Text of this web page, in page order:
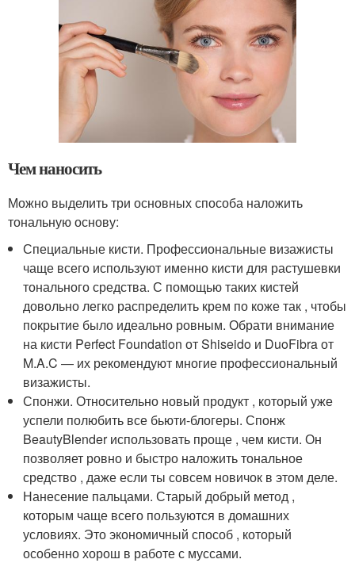
Чем наносить
Можно выделить три основных способа наложить
тональную основу:
Специальные кисти. Профессиональные визажисты
чаще всего используют именно кисти для растушевки
тонального средства. С помощью таких кистей
довольно легко распределить крем по коже так , чтобы
покрытие было идеально ровным. Обрати внимание
на кисти Perfect Foundation от Shiseido и DuoFibra от
M.A.C — их рекомендуют многие профессиональный
визажисты.
Спонжи. Относительно новый продукт , который уже
успели полюбить все бьюти-блогеры. Спонж
BeautyBlender использовать проще , чем кисти. Он
позволяет ровно и быстро наложить тональное
средство , даже если ты совсем новичок в этом деле.
Нанесение пальцами. Старый добрый метод ,
которым чаще всего пользуются в домашних
условиях. Это экономичный способ , который
особенно хорош в работе с муссами.